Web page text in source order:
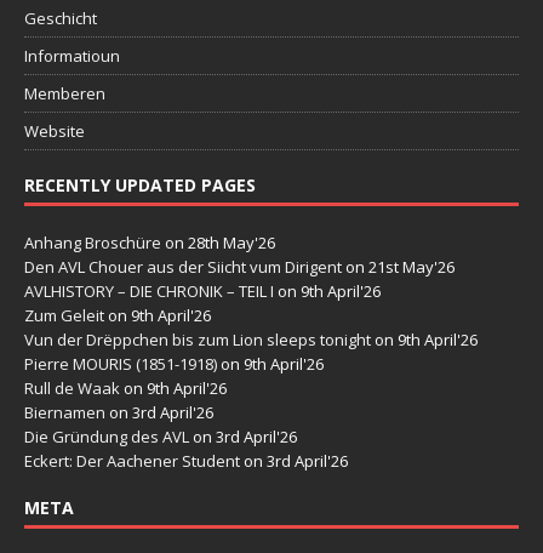
Geschicht
Informatioun
Memberen
Website
RECENTLY UPDATED PAGES
Anhang Broschüre on 28th May'26
Den AVL Chouer aus der Siicht vum Dirigent on 21st May'26
AVLHISTORY – DIE CHRONIK – TEIL I on 9th April'26
Zum Geleit on 9th April'26
Vun der Drëppchen bis zum Lion sleeps tonight on 9th April'26
Pierre MOURIS (1851-1918) on 9th April'26
Rull de Waak on 9th April'26
Biernamen on 3rd April'26
Die Gründung des AVL on 3rd April'26
Eckert: Der Aachener Student on 3rd April'26
META